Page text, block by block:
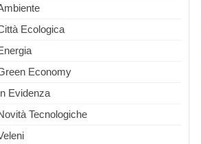
Ecologica
Economy
Evidenza
Tecnologiche